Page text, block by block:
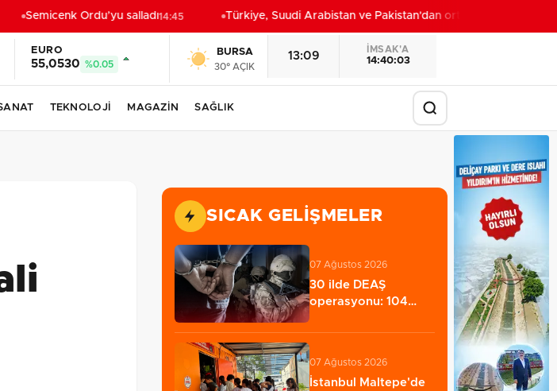
Semicenk Ordu’yu salladı14:45 Türkiye, Suudi Arabistan ve Pakistan'dan ortak savunma
EURO
55,0530 %0.05
BURSA
30° AÇIK
13:09
İMSAK'A
14:40:02
TEKNOLOJİ MAGAZİN SAĞLIK
SICAK GELIŞMELER
07 Ağustos 2026
30 ilde DEAŞ
operasyonu: 104
alındı…
07 Ağustos 2026
İstanbul Maltepe'de